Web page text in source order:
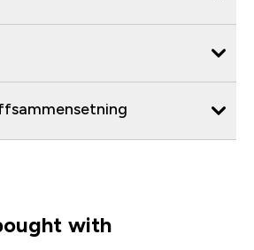
with